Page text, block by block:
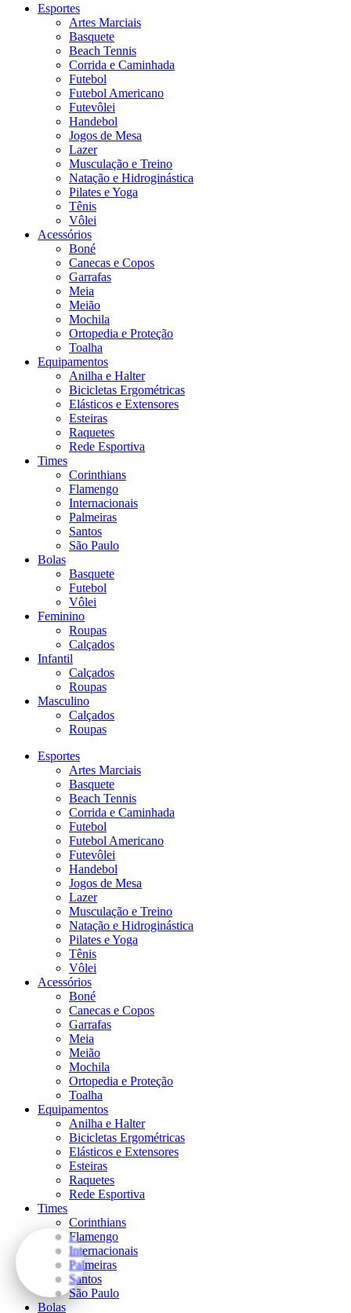
Esportes
Artes Marciais
Basquete
Beach Tennis
Corrida e Caminhada
Futebol
Futebol Americano
Futevôlei
Handebol
Jogos de Mesa
Lazer
Musculação e Treino
Natação e Hidroginástica
Pilates e Yoga
Tênis
Vôlei
Acessórios
Boné
Canecas e Copos
Garrafas
Meia
Meião
Mochila
Ortopedia e Proteção
Toalha
Equipamentos
Anilha e Halter
Bicicletas Ergométricas
Elásticos e Extensores
Esteiras
Raquetes
Rede Esportiva
Times
Corinthians
Flamengo
Internacionais
Palmeiras
Santos
São Paulo
Bolas
Basquete
Futebol
Vôlei
Feminino
Roupas
Calçados
Infantil
Calçados
Roupas
Masculino
Calçados
Roupas
Esportes
Artes Marciais
Basquete
Beach Tennis
Corrida e Caminhada
Futebol
Futebol Americano
Futevôlei
Handebol
Jogos de Mesa
Lazer
Musculação e Treino
Natação e Hidroginástica
Pilates e Yoga
Tênis
Vôlei
Acessórios
Boné
Canecas e Copos
Garrafas
Meia
Meião
Mochila
Ortopedia e Proteção
Toalha
Equipamentos
Anilha e Halter
Bicicletas Ergométricas
Elásticos e Extensores
Esteiras
Raquetes
Rede Esportiva
Times
Corinthians
Flamengo
Internacionais
Palmeiras
Santos
São Paulo
Bolas